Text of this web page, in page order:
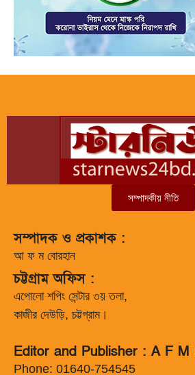
সম্পাদকীয় নীতি
সম্পাদক ও প্রকাশক :
আ ফ ম বোরহান
চট্টগ্রাম অফিস :
এপোলো শপিং সেন্টার ৩য় তলা,
কাজীর দেউড়ি, চট্টগ্রাম।
Editor and Publisher : A F M
Phone: 01640-754545